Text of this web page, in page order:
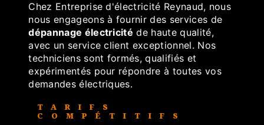
Chez Entreprise d'électricité Reynaud, nous
nous engageons à fournir des services de
dépannage électricité de haute qualité,
avec un service client exceptionnel. Nos
techniciens sont formés, qualifiés et
expérimentés pour répondre à toutes vos
demandes électriques.
TARIFS
COMPÉTITIFS